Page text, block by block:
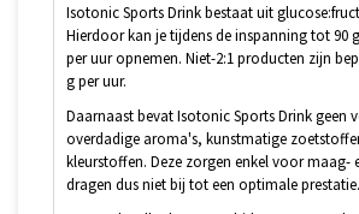
Isotonic Sports Drink bestaat uit
Hierdoor kan je tijdens de inspanning tot 90
per uur opnemen. Niet-2:1 producten zijn
g per uur.
Daarnaast bevat Isotonic Sports Drink geen
overdadige aroma's, kunstmatige
kleurstoffen. Deze zorgen enkel voor maag-
dragen dus niet bij tot een optimale prestatie.